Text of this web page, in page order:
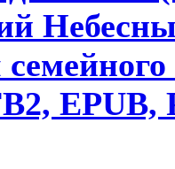
EPUB,